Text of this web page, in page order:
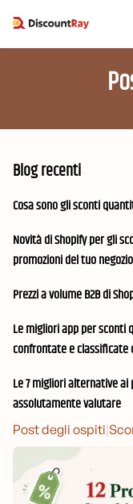
Post degli ospiti|
Blog recenti
Cosa sono gli sconti
Novità di Shopify per gli
promozioni del tuo
Prezzi a volume B2B di
Le migliori app per sconti
confrontate e
Le 7 migliori alternative
assolutamente valutare